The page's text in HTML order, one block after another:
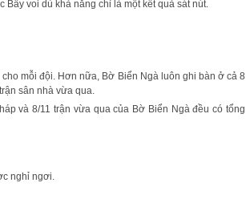
voi dù khả năng chỉ là một kết quả sát nút.
mỗi đội. Hơn nữa, Bờ Biển Ngà luôn ghi bàn ở cả 8
sân nhà vừa qua.
và 8/11 trận vừa qua của Bờ Biển Ngà đều có tổng
nghỉ ngơi.